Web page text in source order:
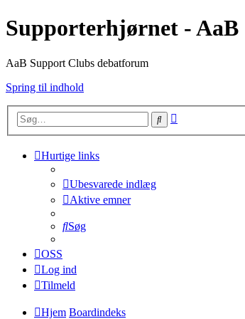
Supporterhjørnet -
AaB Support Clubs debatforum
Spring til indhold
Søg
Hurtige links
Ubesvarede indlæg
Aktive emner
Søg
OSS
Log ind
Tilmeld
Hjem Boardindeks